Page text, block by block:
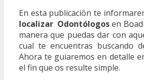
En esta publicación te
localizar Odontólogosen
manera que puedas dar con
cual te encuentras buscando
Ahora te guiaremos en detalle
el fin que os resulte simple.